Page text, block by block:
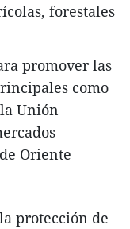
forestales
promover las
como
Unión
Oriente
protección de